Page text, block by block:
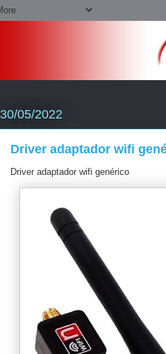
30/05/2022
Driver adaptador wifi
Driver adaptador wifi genérico